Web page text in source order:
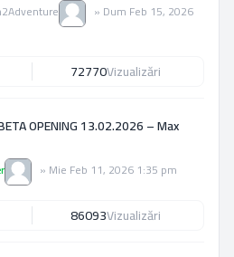
» Dum Feb 15, 2026
72770Vizualizări
OPENING 13.02.2026 – Max
» Mie Feb 11, 2026 1:35 pm
86093Vizualizări